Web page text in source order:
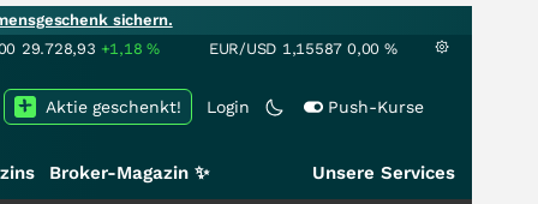
sichern.
29.728,93 +1,18% EUR/USD 1,15587 0,00 %
Login Push-Kurse
Aktie geschenkt!
Broker-Magazin ✨ Unsere Services